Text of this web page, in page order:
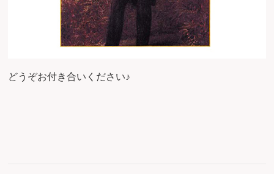
どうぞお付き合いください♪